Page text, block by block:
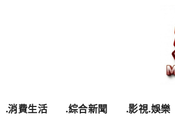
.消費生活 .綜合新聞 .影視.娛樂